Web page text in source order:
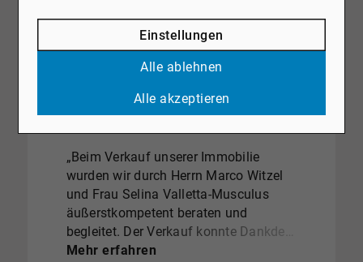
„Beim Verkauf unserer Immobilie
wurden wir durch Herrn Marco Witzel
und Frau Selina Valletta-Musculus
äußerstkompetent beraten und
begleitet. Der Verkauf konnte Dankder
hervorragenden Aufbereitung der
Mehr erfahren
Einstellungen
Alle ablehnen
Alle akzeptieren